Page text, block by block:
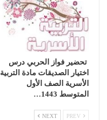
تحضير فواز الحربي درس
اختيار الصديقات مادة التربية
الأسرية الصف الأول
المتوسط 1443…
NEXT